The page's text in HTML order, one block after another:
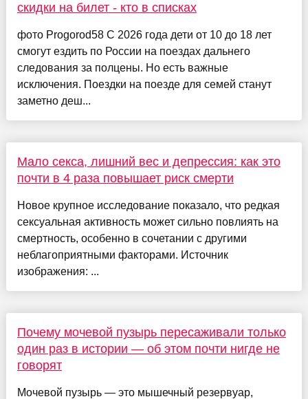
скидки на билет - кто в списках
фото Progorod58 С 2026 года дети от 10 до 18 лет
смогут ездить по России на поездах дальнего
следования за полцены. Но есть важные
исключения. Поездки на поезде для семей станут
заметно деш...
Мало секса, лишний вес и депрессия: как это
почти в 4 раза повышает риск смерти
Новое крупное исследование показало, что редкая
сексуальная активность может сильно повлиять на
смертность, особенно в сочетании с другими
неблагоприятными факторами. Источник
изображения: ...
Почему мочевой пузырь пересаживали только
один раз в истории — об этом почти нигде не
говорят
Мочевой пузырь — это мышечный резервуар,